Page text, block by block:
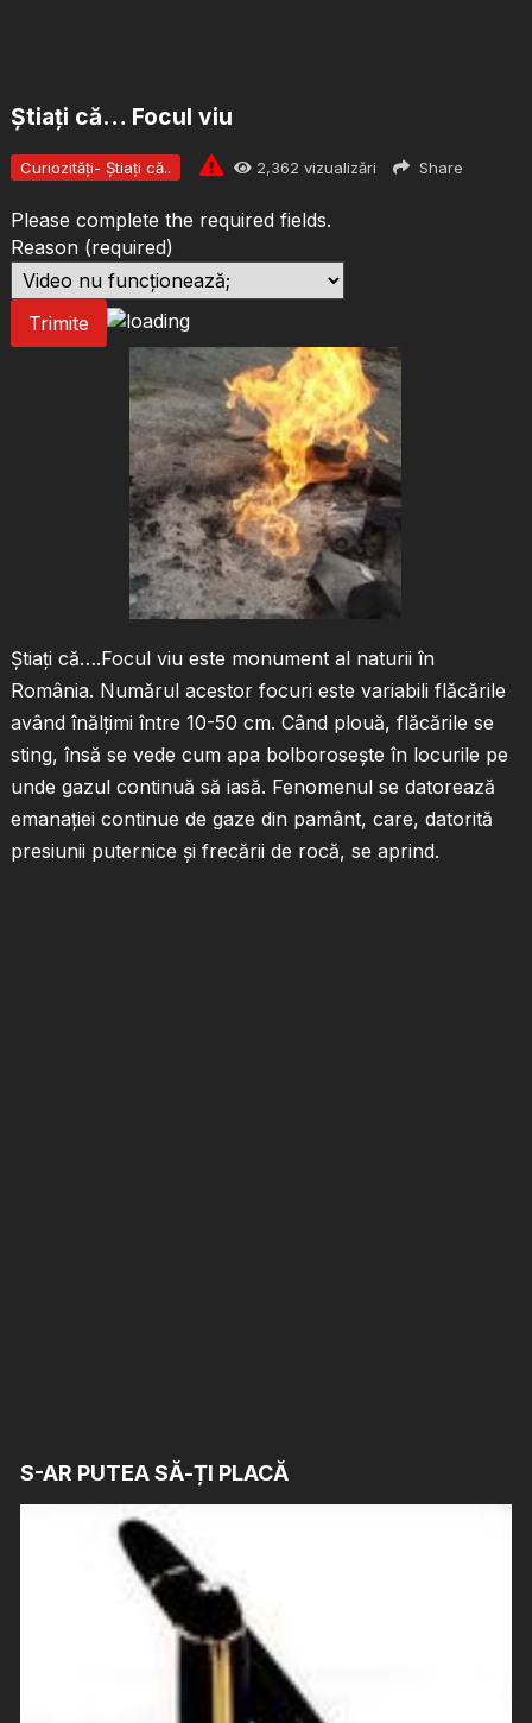
Știați că… Focul viu
Curiozități- Știați că.. 2,362 vizualizări Share
Please complete the required fields.
Reason (required)
Trimite
Știați că….Focul viu este monument al naturii în
România. Numărul acestor focuri este variabili flăcările
având înălţimi între 10-50 cm. Când plouă, flăcările se
sting, însă se vede cum apa bolboroseşte în locurile pe
unde gazul continuă să iasă. Fenomenul se datorează
emanaţiei continue de gaze din pamânt, care, datorită
presiunii puternice şi frecării de rocă, se aprind.
S-AR PUTEA SĂ-ȚI PLACĂ